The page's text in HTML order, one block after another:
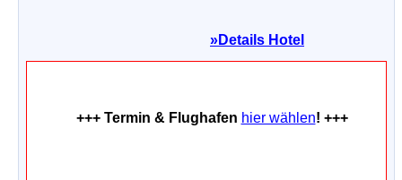
»Details Hotel
+++ Termin & Flughafen hier wählen! +++